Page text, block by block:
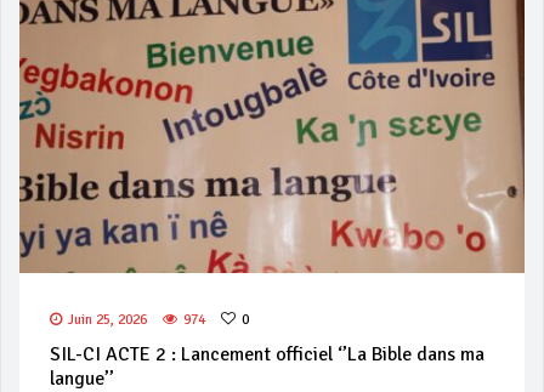
Juin 25, 2026 974 0
SIL-CI ACTE 2 : Lancement officiel ‘’La Bible dans ma
langue’’